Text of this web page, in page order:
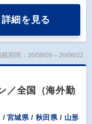
詳細を見る
載期間：26/08/09～26/08/22
／全国（海外勤
宮城県 / 秋田県 / 山形